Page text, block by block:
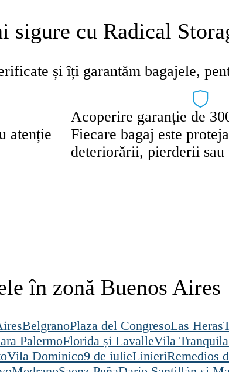
sigure cu Radical
și îți garantăm bagajele,
atenție
Acoperire garanție de
Fiecare bagaj este
deteriorării, pierderii
în zonă Buenos Aires
BelgranoPlaza del CongresoLas Heras
PalermoFlorida și LavalleVila Tranquila
Vila Dominico9 de iulieLinieriRemedios